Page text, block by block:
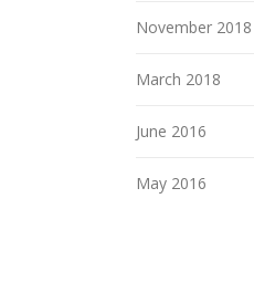
November 2018
March 2018
June 2016
May 2016